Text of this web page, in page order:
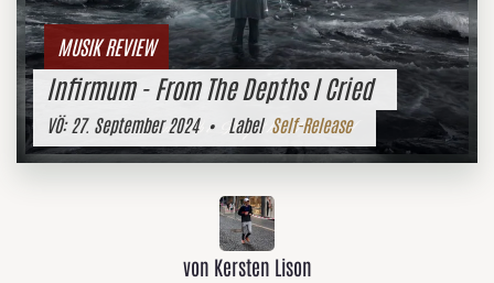
MUSIK REVIEW
Infirmum - From The Depths I Cried
VÖ:27. September 2024• Label Self-Release
von Kersten Lison